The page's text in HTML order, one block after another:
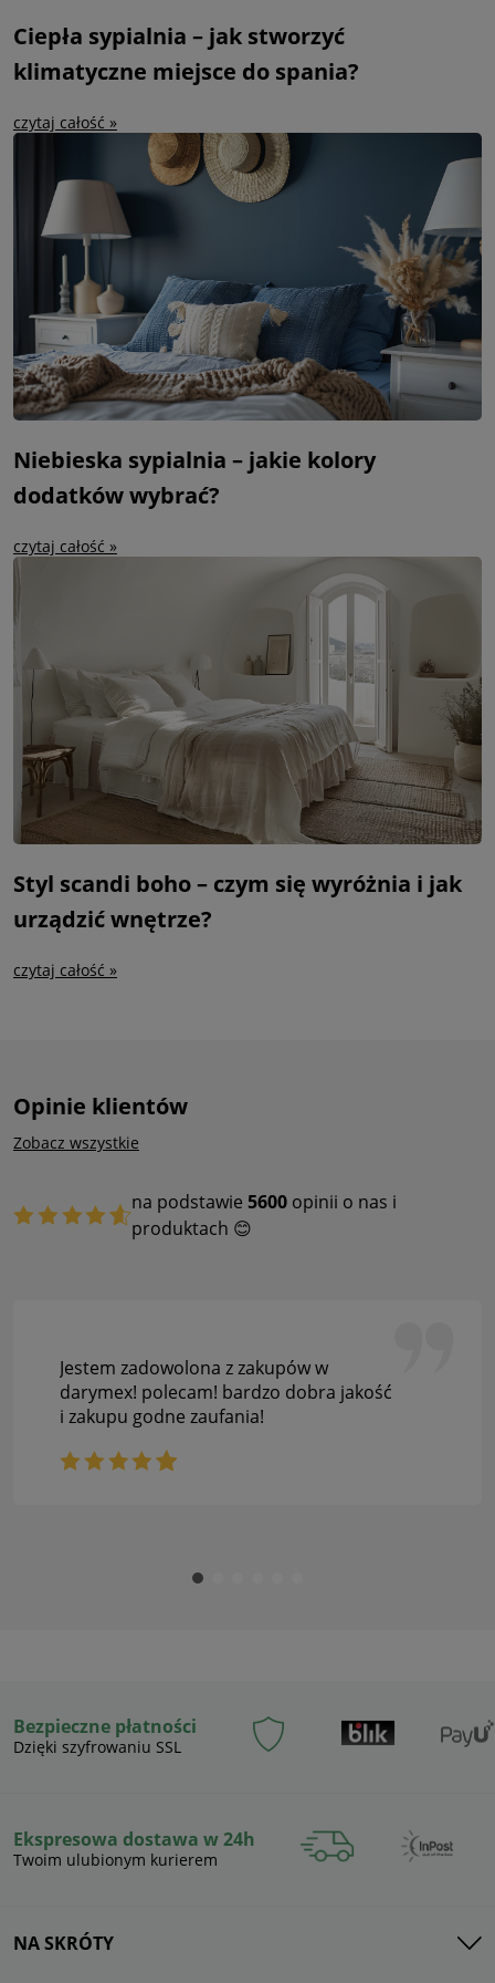
Ciepła sypialnia – jak stworzyć
klimatyczne miejsce do spania?
czytaj całość »
Niebieska sypialnia – jakie kolory
dodatków wybrać?
czytaj całość »
Styl scandi boho – czym się wyróżnia i jak
urządzić wnętrze?
czytaj całość »
Opinie klientów
Zobacz wszystkie
na podstawie 5600 opinii o nas i
produktach 😊
Jestem zadowolona z zakupów w
darymex! polecam! bardzo dobra jakość
i zakupu godne zaufania!
Bezpieczne płatności
Dzięki szyfrowaniu SSL
Ekspresowa dostawa w 24h
Twoim ulubionym kurierem
NA SKRÓTY